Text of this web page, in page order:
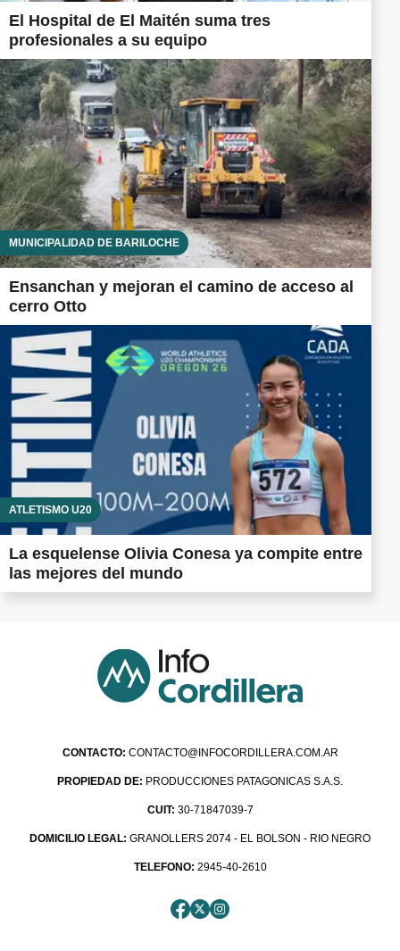
El Hospital de El Maitén suma tres
profesionales a su equipo
MUNICIPALIDAD DE BARILOCHE
Ensanchan y mejoran el camino de acceso al
cerro Otto
ATLETISMO U20
La esquelense Olivia Conesa ya compite entre
las mejores del mundo
CONTACTO: CONTACTO@INFOCORDILLERA.COM.AR
PROPIEDAD DE: PRODUCCIONES PATAGONICAS S.A.S.
CUIT: 30-71847039-7
DOMICILIO LEGAL: GRANOLLERS 2074 - EL BOLSON - RIO NEGRO
TELEFONO: 2945-40-2610